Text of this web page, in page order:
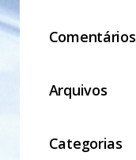
Comentários
Arquivos
Categorias